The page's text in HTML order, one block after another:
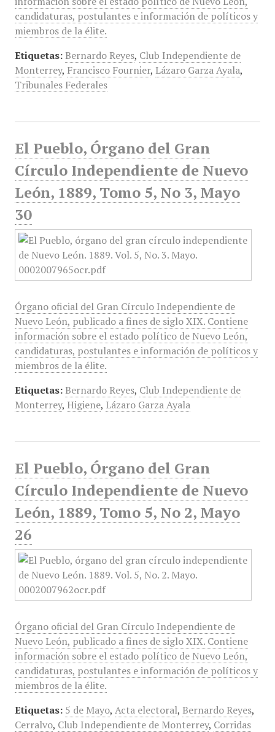
candidaturas, postulantes e información de políticos y
miembros de la élite.
Etiquetas: Bernardo Reyes, Club Independiente de
Monterrey, Francisco Fournier, Lázaro Garza Ayala,
Tribunales Federales
El Pueblo, Órgano del Gran
Círculo Independiente de Nuevo
León, 1889, Tomo 5, No 3, Mayo
30
Órgano oficial del Gran Círculo Independiente de
Nuevo León, publicado a fines de siglo XIX. Contiene
información sobre el estado político de Nuevo León,
candidaturas, postulantes e información de políticos y
miembros de la élite.
Etiquetas: Bernardo Reyes, Club Independiente de
Monterrey, Higiene, Lázaro Garza Ayala
El Pueblo, Órgano del Gran
Círculo Independiente de Nuevo
León, 1889, Tomo 5, No 2, Mayo
26
Órgano oficial del Gran Círculo Independiente de
Nuevo León, publicado a fines de siglo XIX. Contiene
información sobre el estado político de Nuevo León,
candidaturas, postulantes e información de políticos y
miembros de la élite.
Etiquetas: 5 de Mayo, Acta electoral, Bernardo Reyes,
Cerralvo, Club Independiente de Monterrey, Corridas